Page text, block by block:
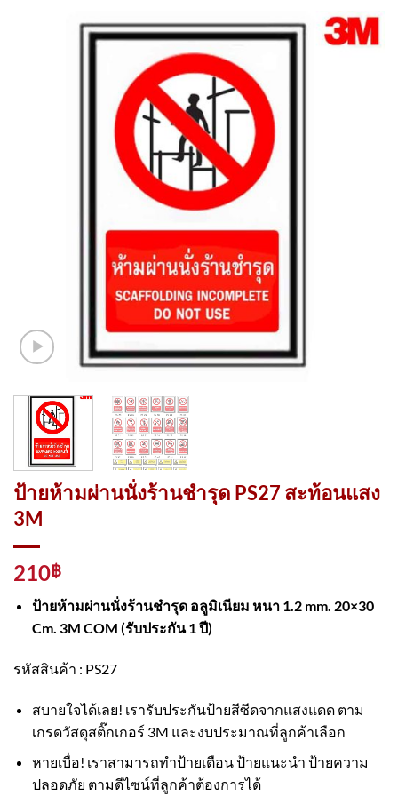
ป้ายห้ามผ่านนั่งร้านชำรุด PS27 สะท้อนแสง
3M
210฿
ป้ายห้ามผ่านนั่งร้านชำรุด อลูมิเนียม หนา 1.2 mm. 20×30
Cm. 3M COM (รับประกัน 1 ปี)
รหัสสินค้า : PS27
สบายใจได้เลย! เรารับประกันป้ายสีซีดจากแสงแดด ตาม
เกรดวัสดุสติ๊กเกอร์ 3M และงบประมาณที่ลูกค้าเลือก
หายเบื่อ! เราสามารถทำป้ายเตือน ป้ายแนะนำ ป้ายความ
ปลอดภัย ตามดีไซน์ที่ลูกค้าต้องการได้